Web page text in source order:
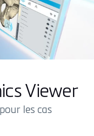
Viewer
les cas